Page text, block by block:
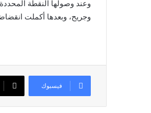
وجريح، ‏وبعدها أكملت
فيسبوك